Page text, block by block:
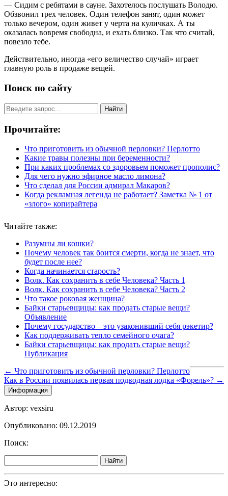
— Сидим с ребятами в сауне. Захотелось послушать Володю.
Обзвонил трех человек. Один телефон занят, один может
только вечером, один живет у черта на куличках. А ты
оказалась вовремя свободна, и ехать близко. Так что считай,
повезло тебе.
Действительно, иногда «его величество случай» играет
главную роль в продаже вещей.
Поиск по сайту
Найти
Прочитайте:
Что приготовить из обычной перловки? Перлотто
Какие травы полезны при беременности?
При каких проблемах со здоровьем поможет прополис?
Для чего нужно эфирное масло лимона?
Что сделал для России адмирал Макаров?
Когда рекламная легенда не работает? Заметка № 1 от
«злого» копирайтера
Читайте также:
Разумны ли кошки?
Почему человек так боится смерти, когда не знает, что
будет после нее?
Когда начинается старость?
Волк. Как сохранить в себе Человека? Часть 1
Волк. Как сохранить в себе Человека? Часть 2
Что такое роковая женщина?
Байки старьевщицы: как продать старые вещи?
Объявление
Почему государство – это узаконивший себя рэкетир?
Как поддерживать тепло семейного очага?
Байки старьевщицы: как продать старые вещи?
Публикация
← Что приготовить из обычной перловки? Перлотто
Как в России появилась первая подводная лодка «Форель»? →
Информация
Автор: vexsiru
Опубликовано: 09.12.2019
Поиск:
Найти
Это интересно: